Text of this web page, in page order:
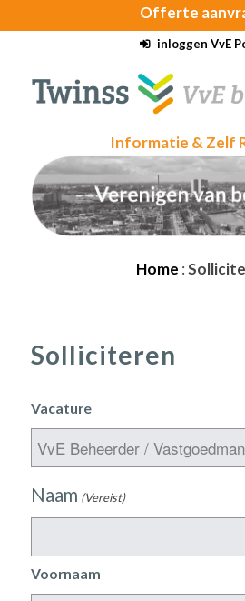
Offerte
inloggen VvE
Informatie & Zelf
Home :
Solliciteren
Vacature
Naam (Vereist)
Voornaam